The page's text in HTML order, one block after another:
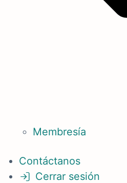
Membresía
Contáctanos
Cerrar sesión